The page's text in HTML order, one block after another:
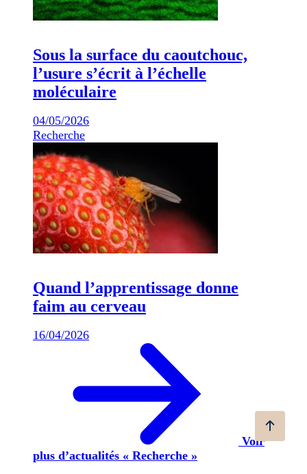
Sous la surface du caoutchouc,
l’usure s’écrit à l’échelle
moléculaire
04/05/2026
Recherche
Quand l’apprentissage donne
faim au cerveau
16/04/2026
Voir
plus d’actualités « Recherche »